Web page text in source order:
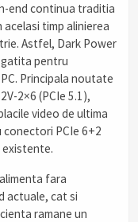
end continua traditia
timp alinierea
Astfel, Dark Power
pentru
Principala noutate
2×6 (PCIe 5.1),
video de ultima
PCIe 6+2
fara
actuale, cat si
ramane un